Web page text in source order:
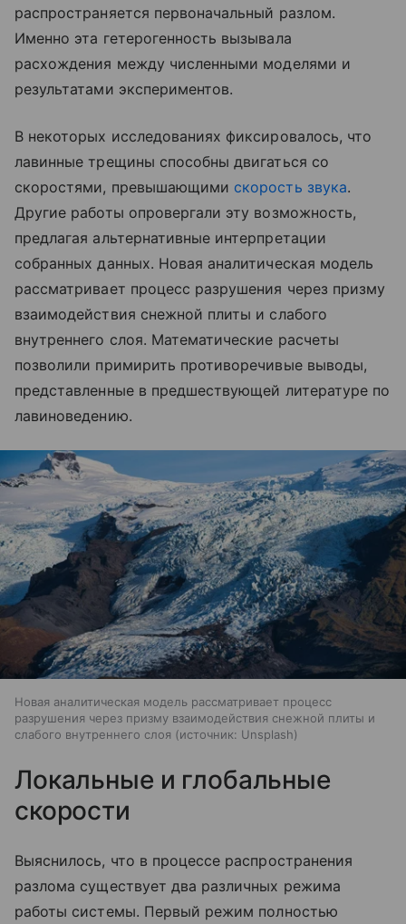
распространяется первоначальный разлом.
Именно эта гетерогенность вызывала
расхождения между численными моделями и
результатами экспериментов.
В некоторых исследованиях фиксировалось, что
лавинные трещины способны двигаться со
скоростями, превышающими скорость звука.
Другие работы опровергали эту возможность,
предлагая альтернативные интерпретации
собранных данных. Новая аналитическая модель
рассматривает процесс разрушения через призму
взаимодействия снежной плиты и слабого
внутреннего слоя. Математические расчеты
позволили примирить противоречивые выводы,
представленные в предшествующей литературе по
лавиноведению.
Новая аналитическая модель рассматривает процесс
разрушения через призму взаимодействия снежной плиты и
слабого внутреннего слоя
источник: Unsplash
Локальные и глобальные
скорости
Выяснилось, что в процессе распространения
разлома существует два различных режима
работы системы. Первый режим полностью